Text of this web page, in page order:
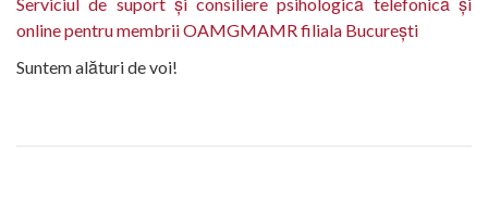
online pentru membrii OAMGMAMR filiala București
Suntem alături de voi!